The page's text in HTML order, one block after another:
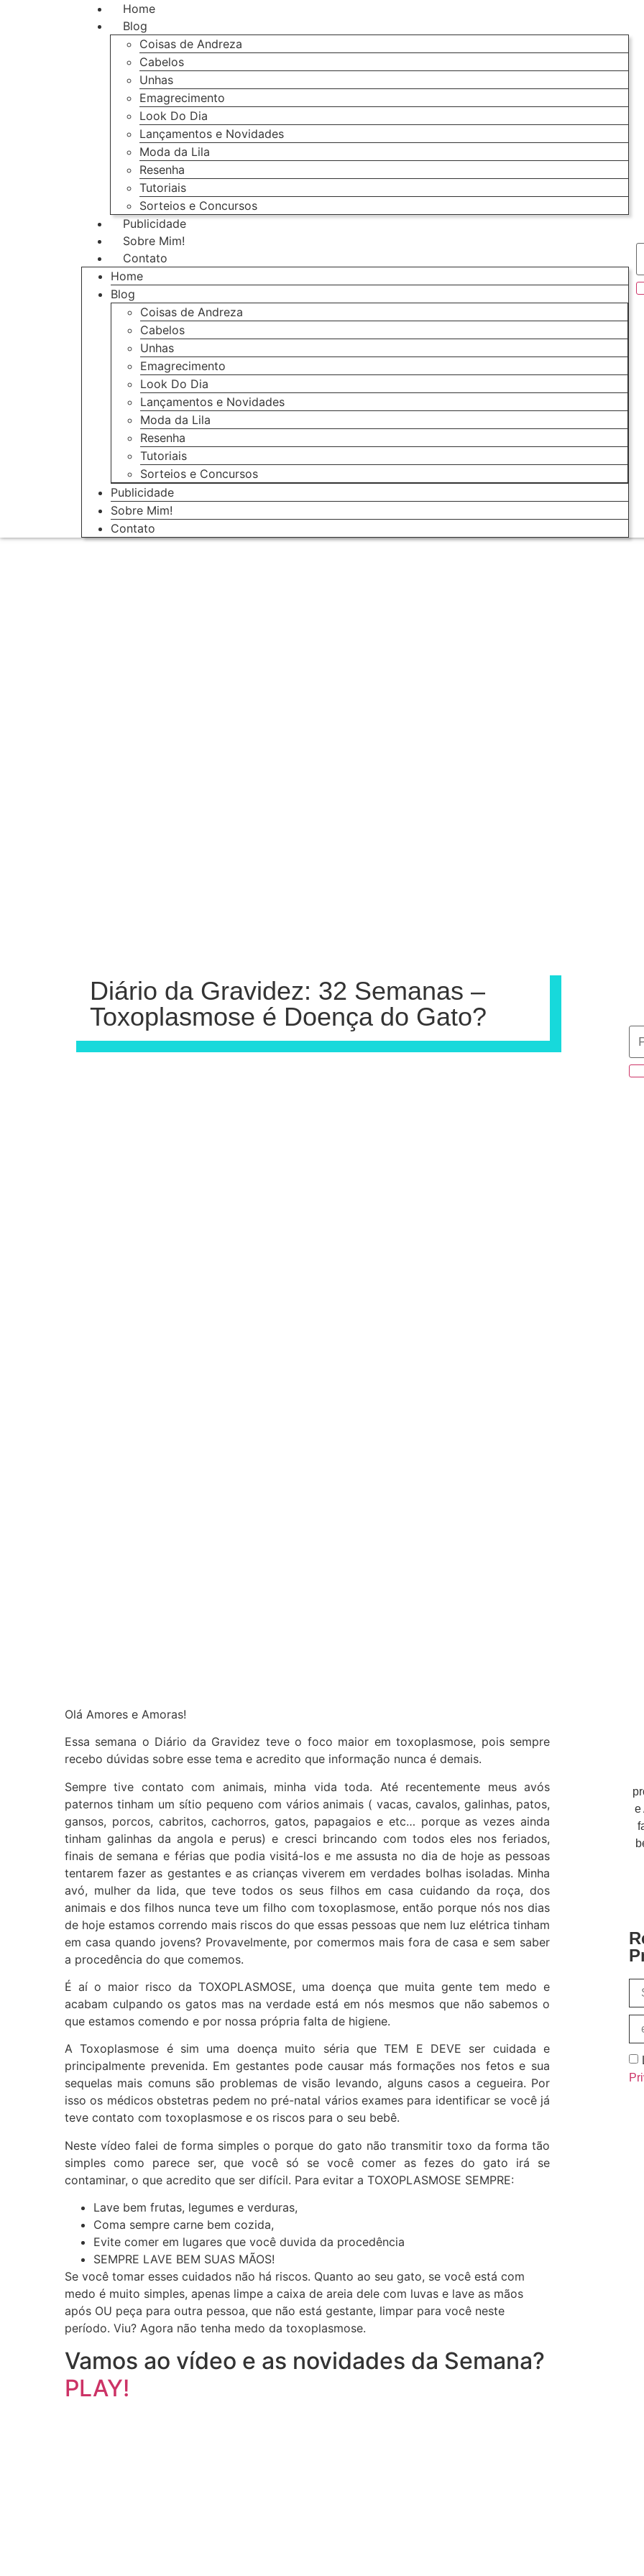
Home
Blog
Coisas de Andreza
Cabelos
Unhas
Emagrecimento
Look Do Dia
Lançamentos e Novidades
Moda da Lila
Resenha
Tutoriais
Sorteios e Concursos
Publicidade
Sobre Mim!
Contato
Home
Blog
Coisas de Andreza
Cabelos
Unhas
Emagrecimento
Look Do Dia
Lançamentos e Novidades
Moda da Lila
Resenha
Tutoriais
Sorteios e Concursos
Publicidade
Sobre Mim!
Contato
Diário da Gravidez: 32 Semanas –
Toxoplasmose é Doença do Gato?
Olá Amores e Amoras!
Essa semana o Diário da Gravidez teve o foco maior em toxoplasmose, pois sempre
recebo dúvidas sobre esse tema e acredito que informação nunca é demais.
Sempre tive contato com animais, minha vida toda. Até recentemente meus avós
paternos tinham um sítio pequeno com vários animais ( vacas, cavalos, galinhas, patos,
gansos, porcos, cabritos, cachorros, gatos, papagaios e etc… porque as vezes ainda
tinham galinhas da angola e perus) e cresci brincando com todos eles nos feriados,
finais de semana e férias que podia visitá-los e me assusta no dia de hoje as pessoas
tentarem fazer as gestantes e as crianças viverem em verdades bolhas isoladas. Minha
avó, mulher da lida, que teve todos os seus filhos em casa cuidando da roça, dos
animais e dos filhos nunca teve um filho com toxoplasmose, então porque nós nos dias
de hoje estamos correndo mais riscos do que essas pessoas que nem luz elétrica tinham
em casa quando jovens? Provavelmente, por comermos mais fora de casa e sem saber
a procedência do que comemos.
É aí o maior risco da TOXOPLASMOSE, uma doença que muita gente tem medo e
acabam culpando os gatos mas na verdade está em nós mesmos que não sabemos o
que estamos comendo e por nossa própria falta de higiene.
A Toxoplasmose é sim uma doença muito séria que TEM E DEVE ser cuidada e
principalmente prevenida. Em gestantes pode causar más formações nos fetos e sua
sequelas mais comuns são problemas de visão levando, alguns casos a cegueira. Por
isso os médicos obstetras pedem no pré-natal vários exames para identificar se você já
teve contato com toxoplasmose e os riscos para o seu bebê.
Neste vídeo falei de forma simples o porque do gato não transmitir toxo da forma tão
simples como parece ser, que você só se você comer as fezes do gato irá se
contaminar, o que acredito que ser difícil. Para evitar a TOXOPLASMOSE SEMPRE:
Lave bem frutas, legumes e verduras,
Coma sempre carne bem cozida,
Evite comer em lugares que você duvida da procedência
SEMPRE LAVE BEM SUAS MÃOS!
Se você tomar esses cuidados não há riscos. Quanto ao seu gato, se você está com
medo é muito simples, apenas limpe a caixa de areia dele com luvas e lave as mãos
após OU peça para outra pessoa, que não está gestante, limpar para você neste
período. Viu? Agora não tenha medo da toxoplasmose.
Vamos ao vídeo e as novidades da Semana?
PLAY!
e